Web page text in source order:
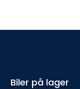
Biler på lager